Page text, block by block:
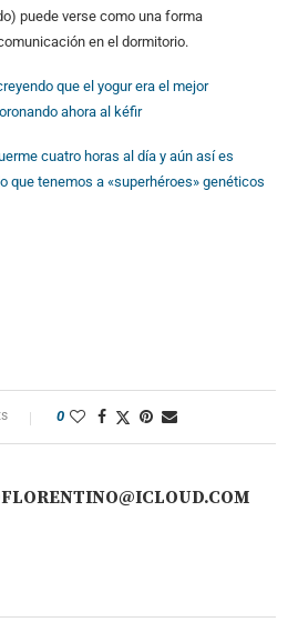
puede verse como una forma
en el dormitorio.
que el yogur era el mejor
ahora al kéfir
cuatro horas al día y aún así es
que tenemos a «superhéroes» genéticos
0